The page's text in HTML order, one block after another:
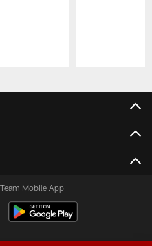
Mobile App